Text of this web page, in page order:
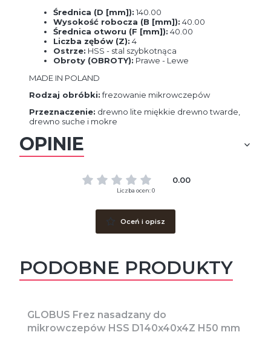
Średnica (D [mm]): 140.00
Wysokość robocza (B [mm]): 40.00
Średnica otworu (F [mm]): 40.00
Liczba zębów (Z): 4
Ostrze: HSS - stal szybkotnąca
Obroty (OBROTY): Prawe - Lewe
MADE IN POLAND
Rodzaj obróbki:frezowanie mikrowczepów
Przeznaczenie: drewno lite miękkie drewno twarde,
drewno suche i mokre
OPINIE
0.00
Liczba ocen: 0
Oceń i opisz
PODOBNE PRODUKTY
GLOBUS Frez nasadzany do
mikrowczepów HSS D140x40x4Z H50 mm